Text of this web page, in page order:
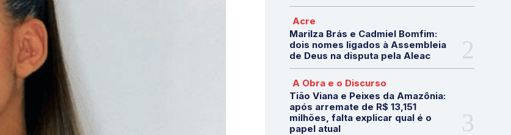
Acre
Marilza Brás e Cadmiel Bomfim:
dois nomes ligados à Assembleia
de Deus na disputa pela Aleac
A Obra e o Discurso
Tião Viana e Peixes da Amazônia:
após arremate de R$ 13,151
milhões, falta explicar qual é o
papel atual